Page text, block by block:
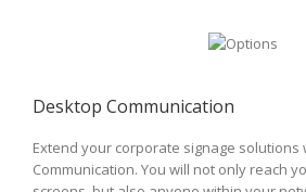
Desktop Communication
Extend your corporate signage solutions
Communication. You will not only reach